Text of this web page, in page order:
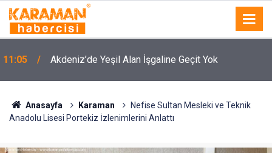
11:05 Akdeniz’de Yeşil Alan İşgaline Geçit Yok
Anasayfa Karaman
Nefise Sultan Mesleki ve Teknik
Anadolu Lisesi Portekiz İzlenimlerini Anlattı